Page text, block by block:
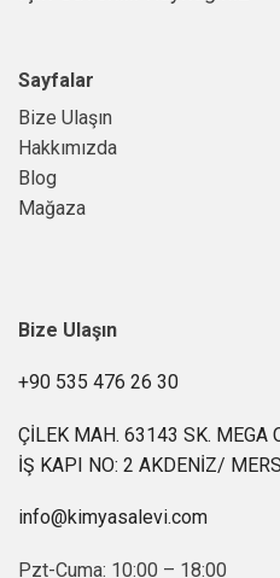
Sayfalar
Bize Ulaşın
Hakkımızda
Blog
Mağaza
Bize Ulaşın
+90 535 476 26 30
ÇİLEK MAH. 63143 SK. MEGA
İŞ KAPI NO: 2 AKDENİZ/
info@kimyasalevi.com
Pzt-Cuma: 10:00 – 18:00